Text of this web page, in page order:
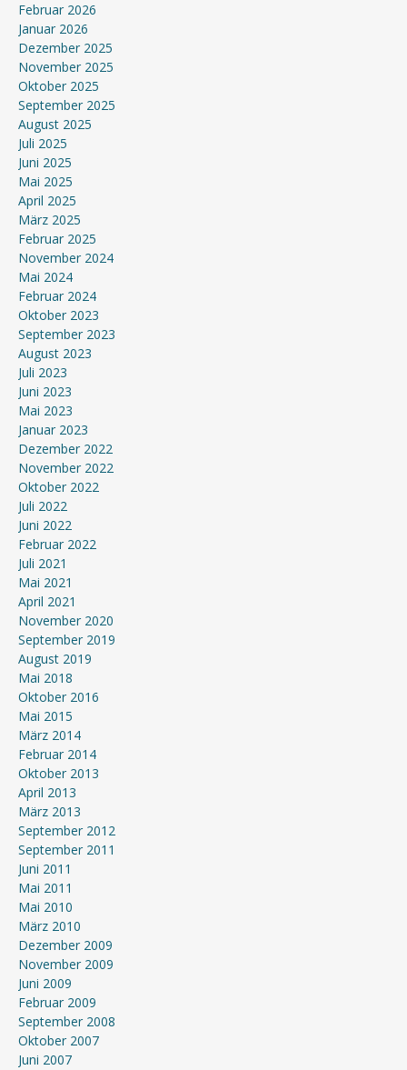
Februar 2026
Januar 2026
Dezember 2025
November 2025
Oktober 2025
September 2025
August 2025
Juli 2025
Juni 2025
Mai 2025
April 2025
März 2025
Februar 2025
November 2024
Mai 2024
Februar 2024
Oktober 2023
September 2023
August 2023
Juli 2023
Juni 2023
Mai 2023
Januar 2023
Dezember 2022
November 2022
Oktober 2022
Juli 2022
Juni 2022
Februar 2022
Juli 2021
Mai 2021
April 2021
November 2020
September 2019
August 2019
Mai 2018
Oktober 2016
Mai 2015
März 2014
Februar 2014
Oktober 2013
April 2013
März 2013
September 2012
September 2011
Juni 2011
Mai 2011
Mai 2010
März 2010
Dezember 2009
November 2009
Juni 2009
Februar 2009
September 2008
Oktober 2007
Juni 2007